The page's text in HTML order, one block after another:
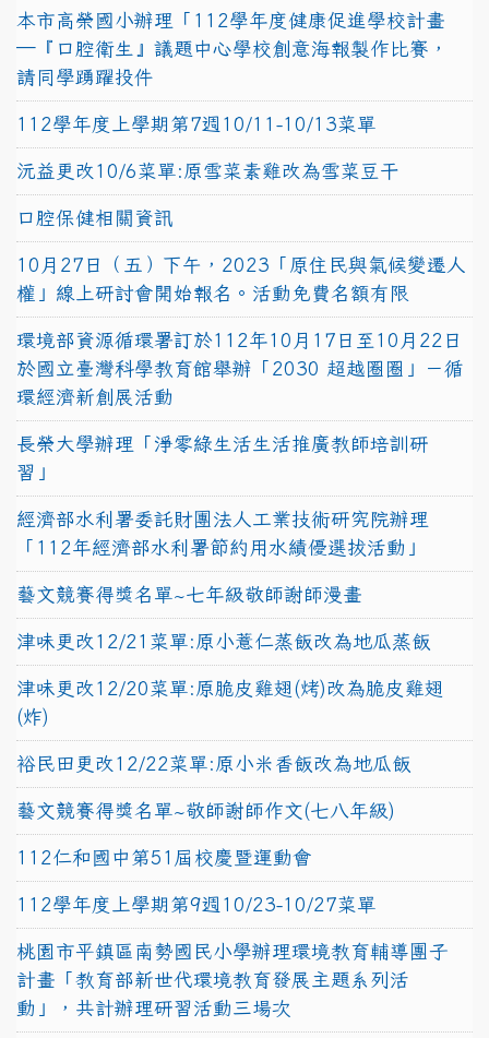
本市高榮國小辦理「112學年度健康促進學校計畫
─『口腔衛生』議題中心學校創意海報製作比賽，
請同學踴躍投件
112學年度上學期第7週10/11-10/13菜單
沅益更改10/6菜單:原雪菜素雞改為雪菜豆干
口腔保健相關資訊
10月27日（五）下午，2023「原住民與氣候變遷人
權」線上研討會開始報名。活動免費名額有限
環境部資源循環署訂於112年10月17日至10月22日
於國立臺灣科學教育館舉辦「2030 超越圈圈」－循
環經濟新創展活動
長榮大學辦理「淨零綠生活生活推廣教師培訓研
習」
經濟部水利署委託財團法人工業技術研究院辦理
「112年經濟部水利署節約用水績優選拔活動」
藝文競賽得獎名單~七年級敬師謝師漫畫
津味更改12/21菜單:原小薏仁蒸飯改為地瓜蒸飯
津味更改12/20菜單:原脆皮雞翅(烤)改為脆皮雞翅
(炸)
裕民田更改12/22菜單:原小米香飯改為地瓜飯
藝文競賽得獎名單~敬師謝師作文(七八年級)
112仁和國中第51屆校慶暨運動會
112學年度上學期第9週10/23-10/27菜單
桃園市平鎮區南勢國民小學辦理環境教育輔導團子
計畫「教育部新世代環境教育發展主題系列活
動」，共計辦理研習活動三場次